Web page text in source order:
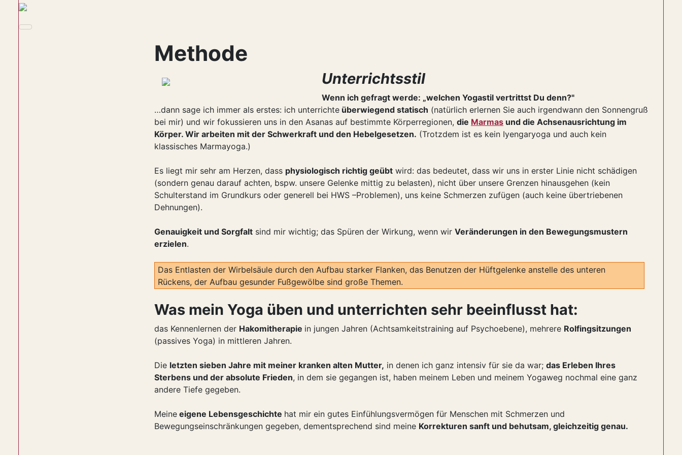
Methode
Unterrichtsstil
Wenn ich gefragt werde: „welchen Yogastil vertrittst Du denn?"
…dann sage ich immer als erstes: ich unterrichte überwiegend statisch (natürlich erlernen Sie auch irgendwann den Sonnengruß
bei mir) und wir fokussieren uns in den Asanas auf bestimmte Körperregionen, die Marmas und die Achsenausrichtung im
Körper. Wir arbeiten mit der Schwerkraft und den Hebelgesetzen. (Trotzdem ist es kein Iyengaryoga und auch kein
klassisches Marmayoga.)
Es liegt mir sehr am Herzen, dass physiologisch richtig geübt wird: das bedeutet, dass wir uns in erster Linie nicht schädigen
(sondern genau darauf achten, bspw. unsere Gelenke mittig zu belasten), nicht über unsere Grenzen hinausgehen (kein
Schulterstand im Grundkurs oder generell bei HWS –Problemen), uns keine Schmerzen zufügen (auch keine übertriebenen
Dehnungen).
Genauigkeit und Sorgfalt sind mir wichtig; das Spüren der Wirkung, wenn wir Veränderungen in den Bewegungsmustern
erzielen.
Das Entlasten der Wirbelsäule durch den Aufbau starker Flanken, das Benutzen der Hüftgelenke anstelle des unteren
Rückens, der Aufbau gesunder Fußgewölbe sind große Themen.
Was mein Yoga üben und unterrichten sehr beeinflusst hat:
das Kennenlernen der Hakomitherapie in jungen Jahren (Achtsamkeitstraining auf Psychoebene), mehrere Rolfingsitzungen
(passives Yoga) in mittleren Jahren.
Die letzten sieben Jahre mit meiner kranken alten Mutter, in denen ich ganz intensiv für sie da war; das Erleben Ihres
Sterbens und der absolute Frieden, in dem sie gegangen ist, haben meinem Leben und meinem Yogaweg nochmal eine ganz
andere Tiefe gegeben.
Meine eigene Lebensgeschichte hat mir ein gutes Einfühlungsvermögen für Menschen mit Schmerzen und
Bewegungseinschränkungen gegeben, dementsprechend sind meine Korrekturen sanft und behutsam, gleichzeitig genau.